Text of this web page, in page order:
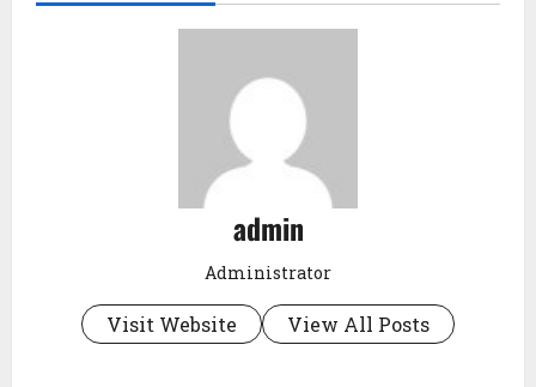
admin
Administrator
Visit Website View All Posts